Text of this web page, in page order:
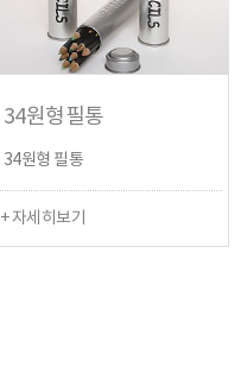
34원형필통
34원형 필통
+ 자세히보기